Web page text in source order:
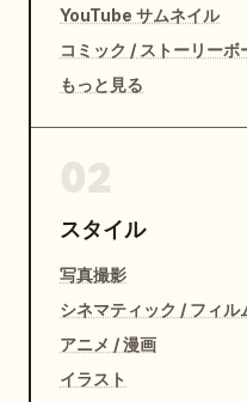
YouTube サムネイル
コミック / ストーリーボ
もっと見る
スタイル
写真撮影
シネマティック / フィル
アニメ / 漫画
イラスト